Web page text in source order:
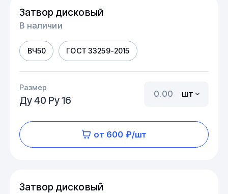
Затвор дисковый
В наличии
ВЧ50 ГОСТ 33259-2015
Размер
Ду 40 Ру 16
шт
от 600 ₽/шт
Затвор дисковый